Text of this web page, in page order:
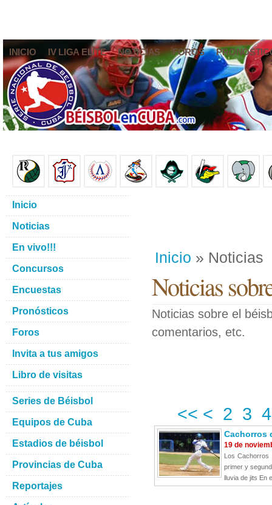
INICIO IV LIGA ELITE NOTICIAS FOROS
Inicio » Noticias
Noticias
Noticias sobre el
comentarios, etc.
<< < 2 3 4
Cachorros
19 de
Los Cachorros
primer y
lluvia de jits En
Inicio
Noticias
En vivo!!!
Concursos
Encuestas
Pronósticos
Foros
Invita a tus amigos
Libro de visitas
Series de Béisbol
Equipos de Cuba
Estadios de béisbol
Provincias de Cuba
Reportajes